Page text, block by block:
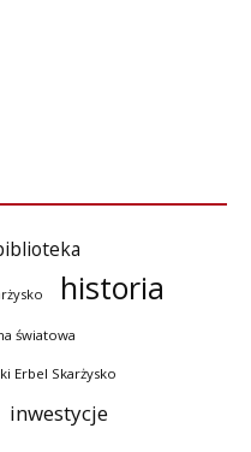
historia
światowa
Erbel Skarżysko
inwestycje